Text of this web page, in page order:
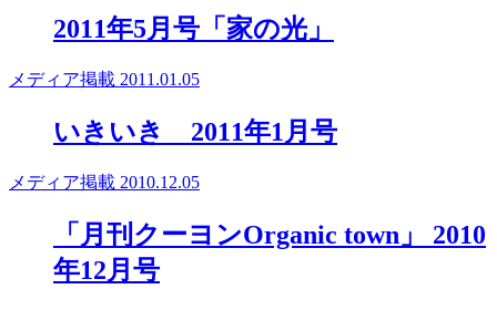
2011年5月号「家の光」
メディア掲載 2011.01.05
いきいき 2011年1月号
メディア掲載 2010.12.05
「月刊クーヨンOrganic town」 2010
年12月号